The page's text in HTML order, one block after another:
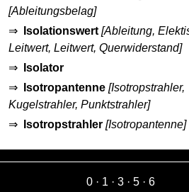
[Ableitungsbelag]
⇒
Isolationswert[Ableitung,
Leitwert, Leitwert, Querwiderstand]
⇒
Isolator
⇒
Isotropantenne[Isotropstrahler,
Kugelstrahler, Punktstrahler]
⇒
Isotropstrahler[Isotropantenne]
0 · 1 ·3 ·5 ·6